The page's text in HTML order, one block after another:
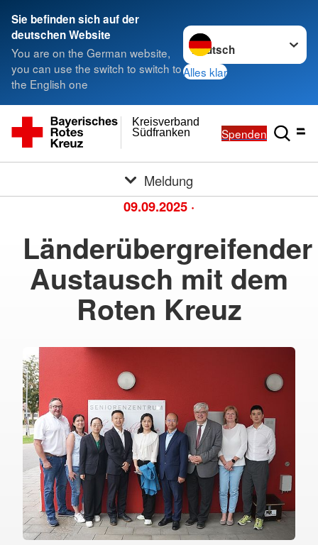
Sie befinden sich auf der
deutschen Website
You are on the German website,
you can use the switch to switch to
the English one
Sprache wechseln zu
Alles klar
Südfranken
Kreisverband
Spenden
Meldung
09.09.2025 ·
Länderübergreifender
Austausch mit dem
Roten Kreuz